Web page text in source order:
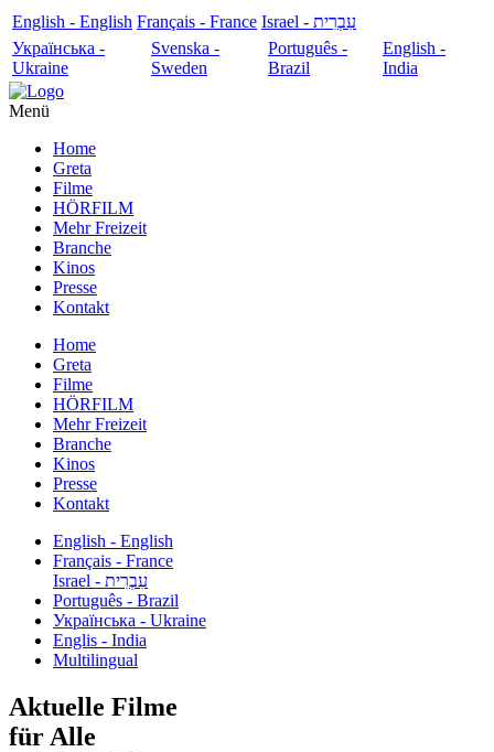
English - English Français - France
עִבְרִית - Israel
Українська -
Ukraine
Svenska -
Sweden
Português -
Brazil
English -
India
Menü
Home
Greta
Filme
HÖRFILM
Mehr Freizeit
Branche
Kinos
Presse
Kontakt
Home
Greta
Filme
HÖRFILM
Mehr Freizeit
Branche
Kinos
Presse
Kontakt
English - English
Français - France
עִבְרִית - Israel
Português - Brazil
Українська - Ukraine
Englis - India
Multilingual
Aktuelle Filme
für Alle